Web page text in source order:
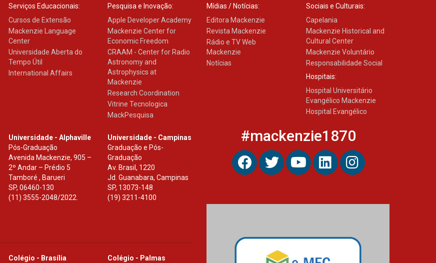
Serviços Educacionais:
Cursos de Extensão
Mackenzie Language
Center
Universidade Aberta do
Tempo Útil
International Affairs
Pesquisa e Inovação:
Apple Developer Academy
Mackenzie Center for
Economic Freedom
CRAAM - Center for Radio
Astronomy and
Astrophysics at
Mackenzie
Research Coordination
Vitrine Tecnologica
MackPesquisa
Mídias / Notícias:
Editora Mackenzie
Revista Mackenzie
Rádio e TV Web
Mackenzie
Notícias
Sociais e Culturais:
Capelania
Mackenzie Historical and
Cultural Center
Mackenzie Voluntário
Responsabilidade Social
Hospitais:
Hospital Universitário
Evangélico Mackenzie
Hospital Evangélico
Universidade - Alphaville
Pós-Graduação
Avenida Mackenzie, 905 –
2º Andar – Prédio 5
Tamboré , Barueri
SP, 06460-130
(11) 3555-2048/2022.
Universidade - Campinas
Graduação e Pós-
Graduação
Av. Brasil, 1220
Jd. Guanabara, Campinas
SP, 13073-148
(19) 3211-4100
Colégio - Brasília
Colégio - Palmas
#mackenzie1870